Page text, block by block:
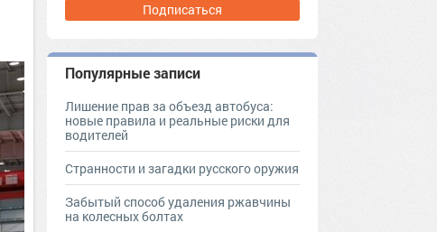
Подписаться
Популярные записи
Лишение прав за объезд автобуса:
новые правила и реальные риски для
водителей
Странности и загадки русского оружия
Забытый способ удаления ржавчины
на колесных болтах